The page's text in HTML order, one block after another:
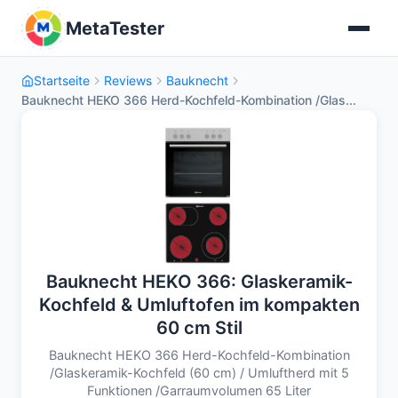
MetaTester
Startseite Reviews
Bauknecht
Bauknecht HEKO 366 Herd-Kochfeld-Kombination /Glas...
Bauknecht HEKO 366: Glaskeramik-
Kochfeld & Umluftofen im kompakten
60 cm Stil
Bauknecht HEKO 366 Herd-Kochfeld-Kombination
/Glaskeramik-Kochfeld (60 cm) / Umluftherd mit 5
Funktionen /Garraumvolumen 65 Liter